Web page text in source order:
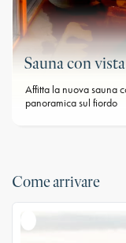
Sauna con
Affitta la nuova sauna
panoramica sul fiordo
Come arrivare